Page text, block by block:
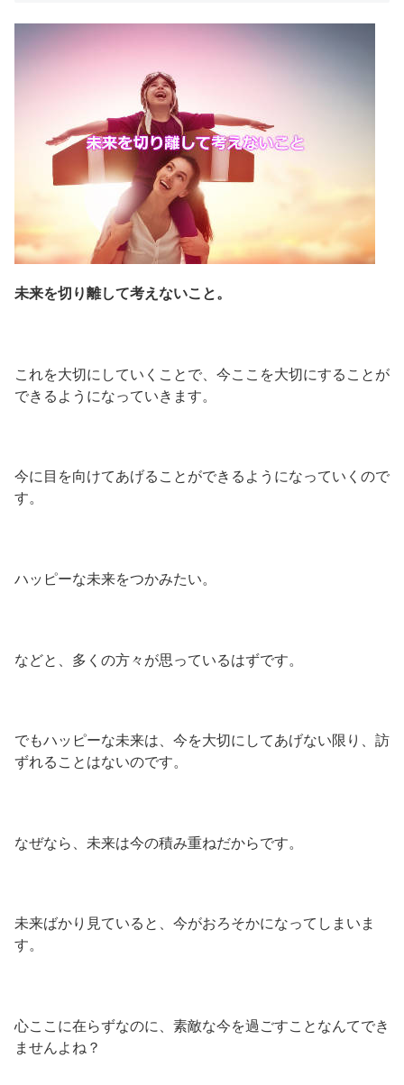
未来を切り離して考えないこと。
これを大切にしていくことで、今ここを大切にすることが
できるようになっていきます。
今に目を向けてあげることができるようになっていくので
す。
ハッピーな未来をつかみたい。
などと、多くの方々が思っているはずです。
でもハッピーな未来は、今を大切にしてあげない限り、訪
ずれることはないのです。
なぜなら、未来は今の積み重ねだからです。
未来ばかり見ていると、今がおろそかになってしまいま
す。
心ここに在らずなのに、素敵な今を過ごすことなんてでき
ませんよね？